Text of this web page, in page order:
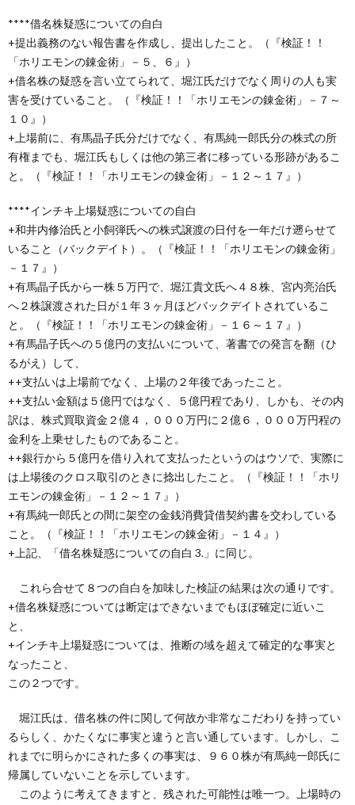
****借名株疑惑についての自白
+提出義務のない報告書を作成し、提出したこと。（『検証！！
「ホリエモンの錬金術」－５、６』）
+借名株の疑惑を言い立てられて、堀江氏だけでなく周りの人も実
害を受けていること。（『検証！！「ホリエモンの錬金術」－７～
１０』）
+上場前に、有馬晶子氏分だけでなく、有馬純一郎氏分の株式の所
有権までも、堀江氏もしくは他の第三者に移っている形跡があるこ
と。（『検証！！「ホリエモンの錬金術」－１２～１７』）
****インチキ上場疑惑についての自白
+和井内修治氏と小飼弾氏への株式譲渡の日付を一年だけ遡らせて
いること（バックデイト）。（『検証！！「ホリエモンの錬金術」
－１７』）
+有馬晶子氏から一株５万円で、堀江貴文氏へ４８株、宮内亮治氏
へ２株譲渡された日が１年３ヶ月ほどバックデイトされているこ
と。（『検証！！「ホリエモンの錬金術」－１６～１７』）
+有馬晶子氏への５億円の支払いについて、著書での発言を翻（ひ
るがえ）して、
++支払いは上場前でなく、上場の２年後であったこと。
++支払い金額は５億円ではなく、５億円程であり、しかも、その内
訳は、株式買取資金２億４，０００万円に２億６，０００万円程の
金利を上乗せしたものであること。
++銀行から５億円を借り入れて支払ったというのはウソで、実際に
は上場後のクロス取引のときに捻出したこと。（『検証！！「ホリ
エモンの錬金術」－１２～１７』）
+有馬純一郎氏との間に架空の金銭消費貸借契約書を交わしている
こと。（『検証！！「ホリエモンの錬金術」－１４』）
+上記、「借名株疑惑についての自白 3.」に同じ。
これら合せて８つの自白を加味した検証の結果は次の通りです。
+借名株疑惑については断定はできないまでもほぼ確定に近いこ
と、
+インチキ上場疑惑については、推断の域を超えて確定的な事実と
なったこと、
この２つです。
堀江氏は、借名株の件に関して何故か非常なこだわりを持ってい
るらしく、かたくなに事実と違うと言い通しています。しかし、こ
れまでに明らかにされた多くの事実は、９６０株が有馬純一郎氏に
帰属していないことを示しています。
このように考えてきますと、残された可能性は唯一つ。上場時の